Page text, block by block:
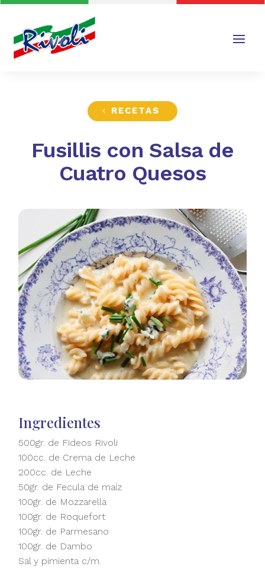
RECETAS
Fusillis con Salsa de
Cuatro Quesos
Ingredientes
500gr. de Fideos Rivoli
100cc. de Crema de Leche
200cc. de Leche
50gr. de Fecula de maíz
100gr. de Mozzarella
100gr. de Roquefort
100gr. de Parmesano
100gr. de Dambo
Sal y pimienta c/m.